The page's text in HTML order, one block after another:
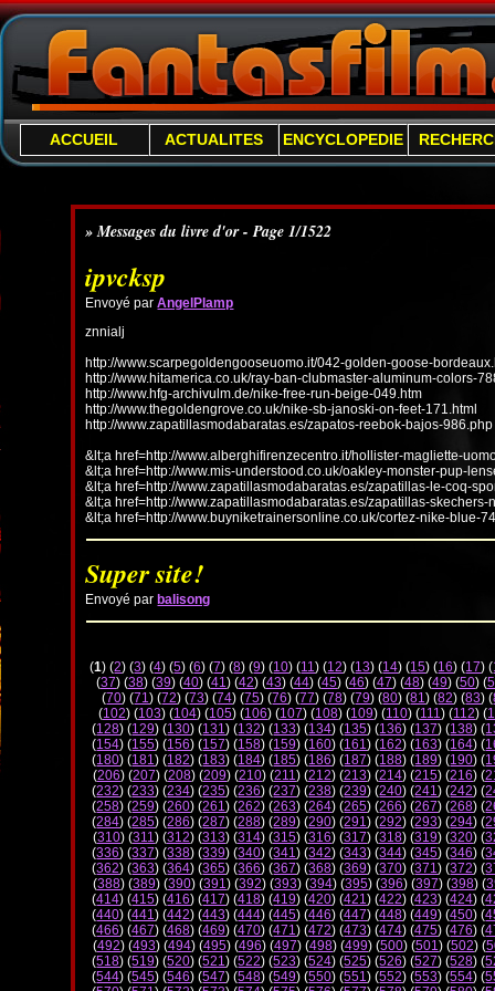
ACCUEIL ACTUALITES ENCYCLOPEDIE
» Messages du livre d'or - Page 1/1522
ipvcksp
Envoyé parAngelPlamp
znnialj
http://www.scarpegoldengooseuomo.it/042-golden-goose-
http://www.hitamerica.co.uk/ray-ban-clubmaster-aluminum-colors-
http://www.hfg-archivulm.de/nike-free-run-beige-049.htm
http://www.thegoldengrove.co.uk/nike-sb-janoski-on-feet-171.html
http://www.zapatillasmodabaratas.es/zapatos-reebok-bajos-986.php
&lt;a href=http://www.alberghifirenzecentro.it/hollister-magliette-
&lt;a href=http://www.mis-understood.co.uk/oakley-monster-pup-
&lt;a href=http://www.zapatillasmodabaratas.es/zapatillas-le-coq-
&lt;a href=http://www.zapatillasmodabaratas.es/zapatillas-
&lt;a href=http://www.buyniketrainersonline.co.uk/cortez-nike-blue-
Super site!
Envoyé par balisong
(1) (2) (3) (4) (5) (6) (7) (8) (9) (10) (11) (12) (13) (14) (15) (16) (17) (
(37) (38) (39) (40) (41) (42) (43) (44) (45) (46) (47) (48) (49) (50) (
(70) (71) (72) (73) (74) (75) (76) (77) (78) (79) (80) (81) (82) (83) (
(102) (103) (104) (105) (106) (107) (108) (109) (110) (111) (112) (
(128) (129) (130) (131) (132) (133) (134) (135) (136) (137) (138) (
(154) (155) (156) (157) (158) (159) (160) (161) (162) (163) (164) (
(180) (181) (182) (183) (184) (185) (186) (187) (188) (189) (190) (
(206) (207) (208) (209) (210) (211) (212) (213) (214) (215) (216) (
(232) (233) (234) (235) (236) (237) (238) (239) (240) (241) (242) (
(258) (259) (260) (261) (262) (263) (264) (265) (266) (267) (268) (
(284) (285) (286) (287) (288) (289) (290) (291) (292) (293) (294) (
(310) (311) (312) (313) (314) (315) (316) (317) (318) (319) (320) (
(336) (337) (338) (339) (340) (341) (342) (343) (344) (345) (346) (
(362) (363) (364) (365) (366) (367) (368) (369) (370) (371) (372) (
(388) (389) (390) (391) (392) (393) (394) (395) (396) (397) (398) (
(414) (415) (416) (417) (418) (419) (420) (421) (422) (423) (424) (
(440) (441) (442) (443) (444) (445) (446) (447) (448) (449) (450) (
(466) (467) (468) (469) (470) (471) (472) (473) (474) (475) (476) (
(492) (493) (494) (495) (496) (497) (498) (499) (500) (501) (502) (
(518) (519) (520) (521) (522) (523) (524) (525) (526) (527) (528) (
(544) (545) (546) (547) (548) (549) (550) (551) (552) (553) (554) (